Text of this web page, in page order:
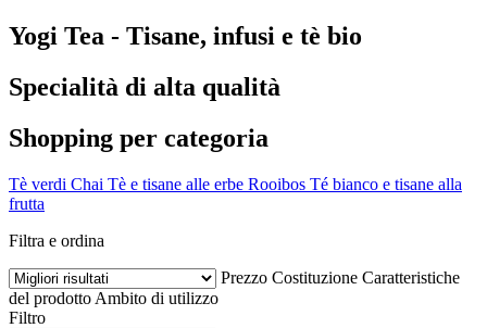
Yogi Tea - Tisane, infusi e tè bio
Specialità di alta qualità
Shopping per categoria
Tè verdi Chai Tè e tisane alle erbe Rooibos Té bianco e tisane alla
frutta
Filtra e ordina
Prezzo Costituzione Caratteristiche
del prodotto Ambito di utilizzo
Filtro